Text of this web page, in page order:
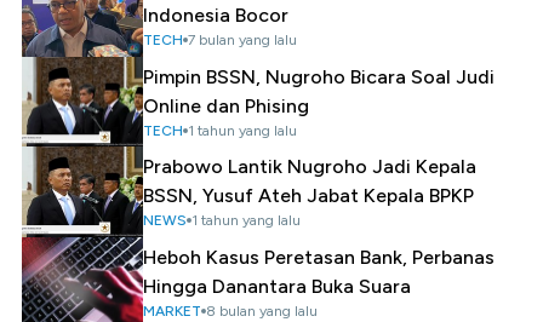
Indonesia Bocor
TECH 7 bulan yang lalu
Pimpin BSSN, Nugroho Bicara Soal Judi
Online dan Phising
TECH 1 tahun yang lalu
Prabowo Lantik Nugroho Jadi Kepala
BSSN, Yusuf Ateh Jabat Kepala BPKP
NEWS 1 tahun yang lalu
Heboh Kasus Peretasan Bank, Perbanas
Hingga Danantara Buka Suara
MARKET 8 bulan yang lalu